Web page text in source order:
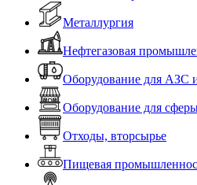
Металлургия
Нефтегазовая
Оборудование для АЗС
Оборудование для
Отходы, вторсырье
Пищевая